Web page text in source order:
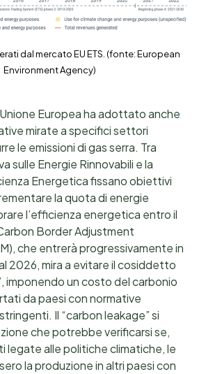
dal mercato EU ETS. (fonte: European
Environment Agency)
Europea ha adottato anche
mirate a specifici settori
le emissioni di gas serra. Tra
sulle Energie Rinnovabili e la
Energetica fissano obiettivi
la quota di energie
l’efficienza energetica entro il
Border Adjustment
che entrerà progressivamente in
2026, mira a evitare il cosiddetto
imponendo un costo del carbonio
da paesi con normative
Il “carbon leakage” si
che potrebbe verificarsi se,
legate alle politiche climatiche, le
la produzione in altri paesi con